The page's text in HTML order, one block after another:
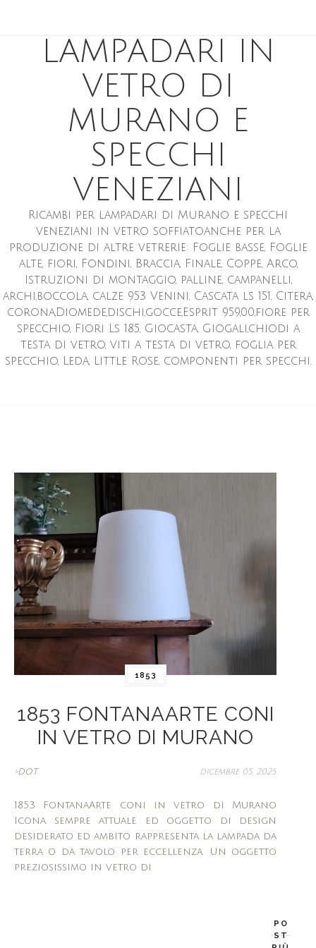
LAMPADARI IN
VETRO DI
MURANO E
SPECCHI
VENEZIANI
Ricambi per lampadari di Murano e specchi
veneziani in vetro soffiatoanche per la
produzione di altre vetrerie: Foglie basse, Foglie
alte, fiori, Fondini, Braccia, Finale, Coppe, Arco,
Istruzioni di montaggio, palline, campanelli,
archi,boccola, calze 953 Venini, Cascata ls 151, Citera,
corona,Diomede,dischi,gocce,Esprit 959,00,fiore per
specchio, Fiori Ls 185, Giocasta, Giogali,chiodi a
testa di vetro, viti a testa di vetro, foglia per
specchio, Leda, Little Rose, componenti per specchi.
1853
1853 FONTANAARTE CONI
IN VETRO DI MURANO
>DOT dicembre 05, 2025
1853 FontanaArte coni in vetro di Murano
Icona sempre attuale ed oggetto di design
desiderato ed ambito rappresenta la lampada da
terra o da tavolo per eccellenza. Un oggetto
preziosissimo in vetro di
PO
ST